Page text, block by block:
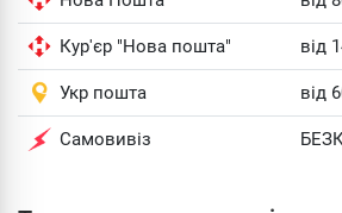
Кур'єр "Нова пошта" від
Укр пошта від
Самовивіз